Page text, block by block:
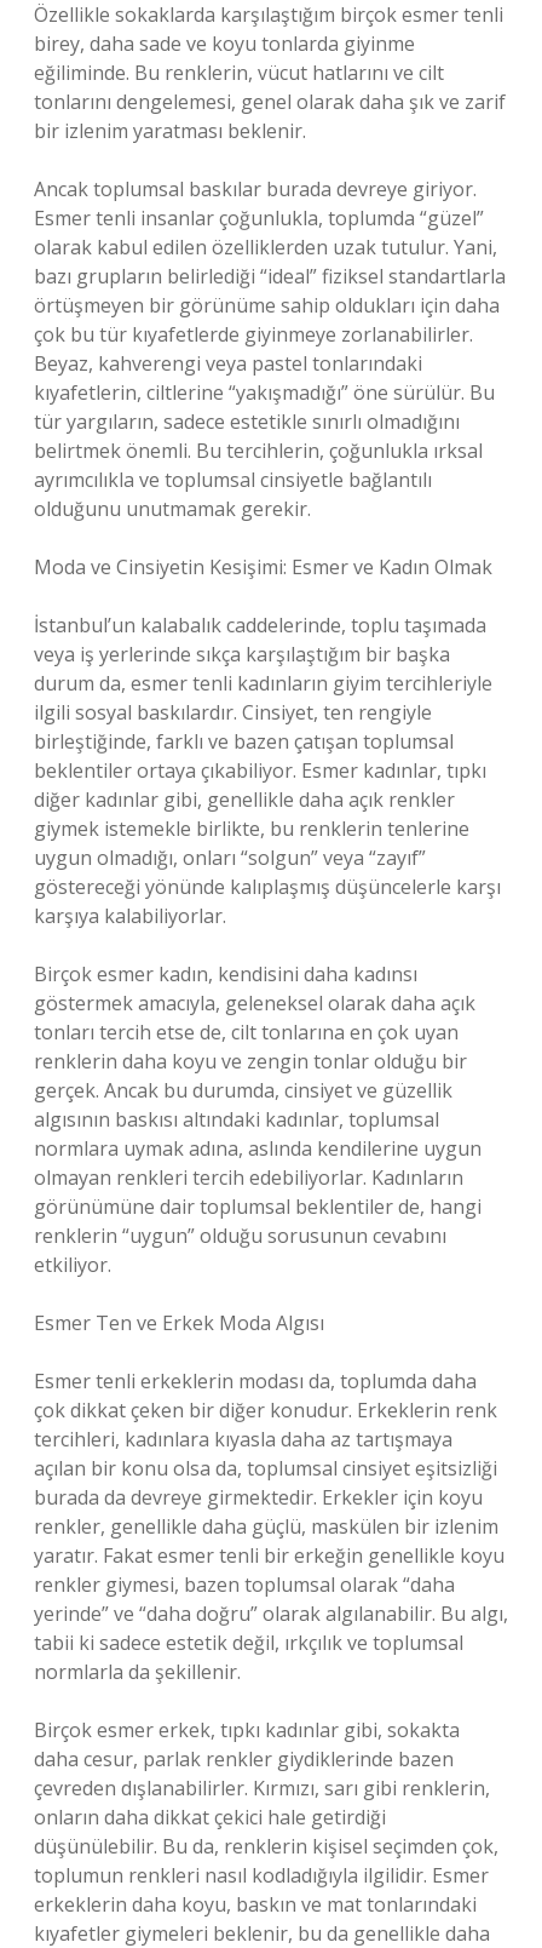
Özellikle sokaklarda karşılaştığım birçok esmer tenli
birey, daha sade ve koyu tonlarda giyinme
eğiliminde. Bu renklerin, vücut hatlarını ve cilt
tonlarını dengelemesi, genel olarak daha şık ve zarif
bir izlenim yaratması beklenir.
Ancak toplumsal baskılar burada devreye giriyor.
Esmer tenli insanlar çoğunlukla, toplumda “güzel”
olarak kabul edilen özelliklerden uzak tutulur. Yani,
bazı grupların belirlediği “ideal” fiziksel standartlarla
örtüşmeyen bir görünüme sahip oldukları için daha
çok bu tür kıyafetlerde giyinmeye zorlanabilirler.
Beyaz, kahverengi veya pastel tonlarındaki
kıyafetlerin, ciltlerine “yakışmadığı” öne sürülür. Bu
tür yargıların, sadece estetikle sınırlı olmadığını
belirtmek önemli. Bu tercihlerin, çoğunlukla ırksal
ayrımcılıkla ve toplumsal cinsiyetle bağlantılı
olduğunu unutmamak gerekir.
Moda ve Cinsiyetin Kesişimi: Esmer ve Kadın Olmak
İstanbul’un kalabalık caddelerinde, toplu taşımada
veya iş yerlerinde sıkça karşılaştığım bir başka
durum da, esmer tenli kadınların giyim tercihleriyle
ilgili sosyal baskılardır. Cinsiyet, ten rengiyle
birleştiğinde, farklı ve bazen çatışan toplumsal
beklentiler ortaya çıkabiliyor. Esmer kadınlar, tıpkı
diğer kadınlar gibi, genellikle daha açık renkler
giymek istemekle birlikte, bu renklerin tenlerine
uygun olmadığı, onları “solgun” veya “zayıf”
göstereceği yönünde kalıplaşmış düşüncelerle karşı
karşıya kalabiliyorlar.
Birçok esmer kadın, kendisini daha kadınsı
göstermek amacıyla, geleneksel olarak daha açık
tonları tercih etse de, cilt tonlarına en çok uyan
renklerin daha koyu ve zengin tonlar olduğu bir
gerçek. Ancak bu durumda, cinsiyet ve güzellik
algısının baskısı altındaki kadınlar, toplumsal
normlara uymak adına, aslında kendilerine uygun
olmayan renkleri tercih edebiliyorlar. Kadınların
görünümüne dair toplumsal beklentiler de, hangi
renklerin “uygun” olduğu sorusunun cevabını
etkiliyor.
Esmer Ten ve Erkek Moda Algısı
Esmer tenli erkeklerin modası da, toplumda daha
çok dikkat çeken bir diğer konudur. Erkeklerin renk
tercihleri, kadınlara kıyasla daha az tartışmaya
açılan bir konu olsa da, toplumsal cinsiyet eşitsizliği
burada da devreye girmektedir. Erkekler için koyu
renkler, genellikle daha güçlü, maskülen bir izlenim
yaratır. Fakat esmer tenli bir erkeğin genellikle koyu
renkler giymesi, bazen toplumsal olarak “daha
yerinde” ve “daha doğru” olarak algılanabilir. Bu algı,
tabii ki sadece estetik değil, ırkçılık ve toplumsal
normlarla da şekillenir.
Birçok esmer erkek, tıpkı kadınlar gibi, sokakta
daha cesur, parlak renkler giydiklerinde bazen
çevreden dışlanabilirler. Kırmızı, sarı gibi renklerin,
onların daha dikkat çekici hale getirdiği
düşünülebilir. Bu da, renklerin kişisel seçimden çok,
toplumun renkleri nasıl kodladığıyla ilgilidir. Esmer
erkeklerin daha koyu, baskın ve mat tonlarındaki
kıyafetler giymeleri beklenir, bu da genellikle daha